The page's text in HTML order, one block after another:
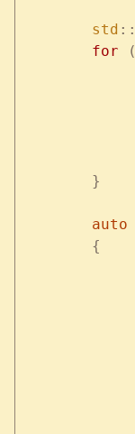
	std
::
	for
(
	}
	auto
	{